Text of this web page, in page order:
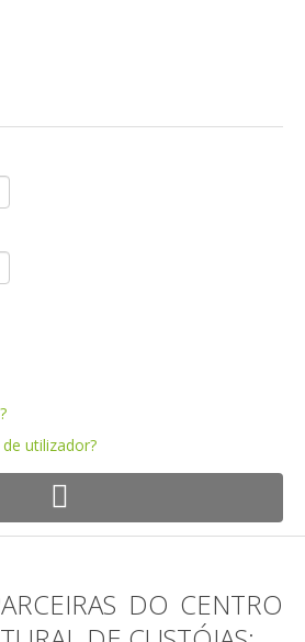
utilizador?
DO CENTRO